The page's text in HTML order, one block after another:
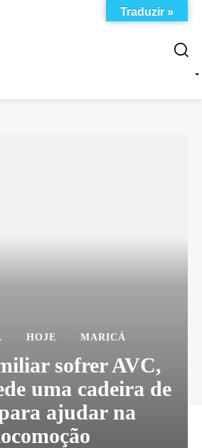
HOJE MARICÁ
sofrer AVC,
uma cadeira de
ajudar na
Traduzir »